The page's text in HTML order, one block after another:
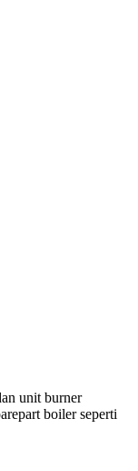
unit burner
boiler seperti